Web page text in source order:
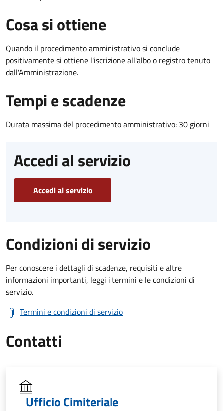
Cosa si ottiene
Quando il procedimento amministrativo si conclude
positivamente si ottiene l'iscrizione all'albo o registro tenuto
dall'Amministrazione.
Tempi e scadenze
Durata massima del procedimento amministrativo: 30 giorni
Accedi al servizio
Accedi al servizio
Condizioni di servizio
Per conoscere i dettagli di scadenze, requisiti e altre
informazioni importanti, leggi i termini e le condizioni di
servizio.
Termini e condizioni di servizio
Contatti
Ufficio Cimiteriale